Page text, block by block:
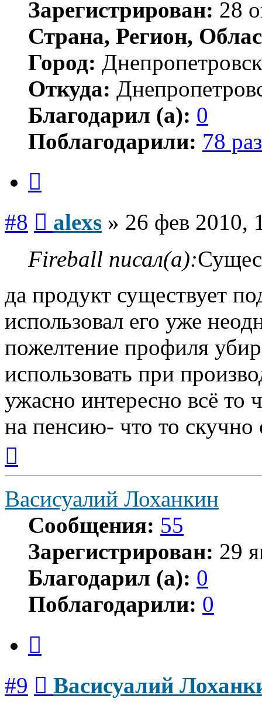
Зарегистрирован: 28
Страна, Регион,
Город: Днепропетровск
Откуда:
Благодарил (а): 0
Поблагодарили: 78 раз
#8 alexs » 26 фев 2010,
Fireball писал(а):
да продукт существует
использовал его уже
пожелтение профиля
использовать при
ужасно интересно всё то
на пенсию- что то скучно
началу
Васисуалий Лоханкин
Сообщения: 55
Зарегистрирован: 29
Благодарил (а): 0
Поблагодарили: 0
#9
Васисуалий